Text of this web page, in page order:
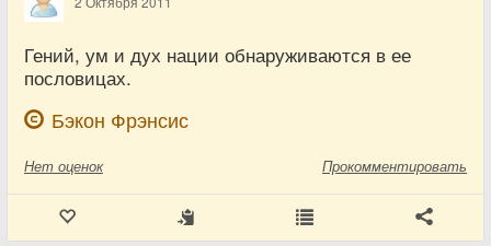
Гений, ум и дух нации обнаруживаются в ее
пословицах.
Бэкон Фрэнсис
Нет оценок Прокомментировать